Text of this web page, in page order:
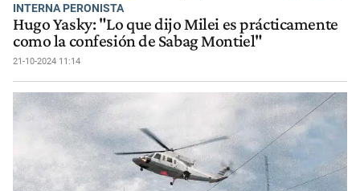
INTERNA PERONISTA
Hugo Yasky: "Lo que dijo Milei es prácticamente
como la confesión de Sabag Montiel"
21-10-2024 11:14